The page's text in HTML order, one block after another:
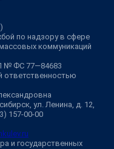
по надзору в сфере
коммуникаций
№ ФС 77—84683
ответственностью
ул. Ленина, д. 12,
157-00-00
и государственных